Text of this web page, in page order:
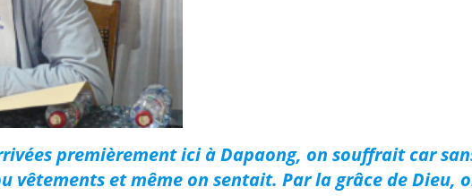
premièrement ici à Dapaong, on souffrait car
vêtements et même on sentait. Par la grâce de Dieu,